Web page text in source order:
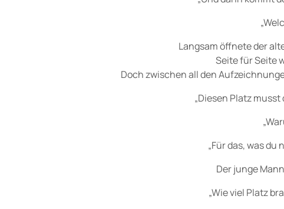
Langsam öffnete der
Seite für Seite
Doch zwischen all den
„Diesen Platz
„Für das, was du
Der junge
„Wie viel Platz